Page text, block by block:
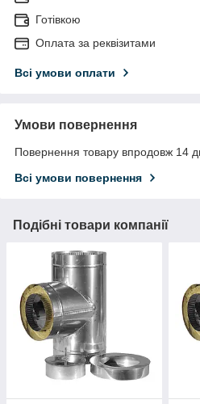
Готівкою
Оплата за реквізитами
Всі умови оплати
Умови повернення
Повернення товару впродовж 14
Всі умови повернення
Подібні товари компанії